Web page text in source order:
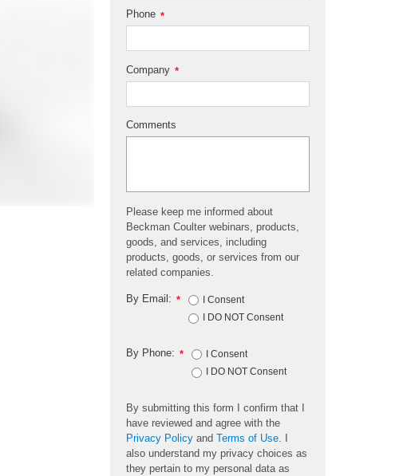
*
Phone
*
Company
Comments
Please keep me informed about
Beckman Coulter webinars, products,
goods, and services, including
products, goods, or services from our
related companies.
*
By Email:
I Consent
I DO NOT Consent
*
By Phone:
I Consent
I DO NOT Consent
By submitting this form I confirm that I
have reviewed and agree with the
Privacy Policy and Terms of Use. I
also understand my privacy choices as
they pertain to my personal data as